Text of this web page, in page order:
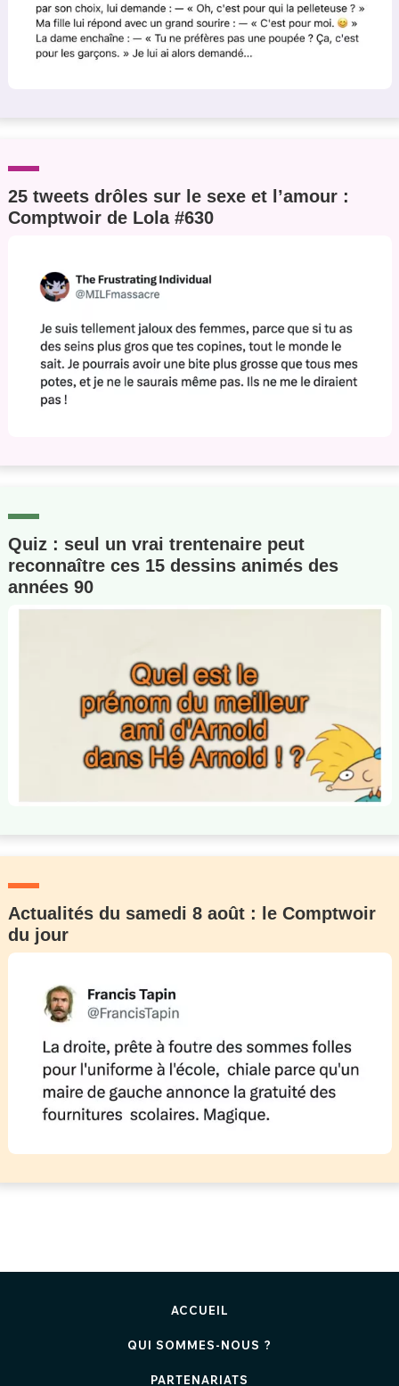
25 tweets drôles sur le sexe et l’amour :
Comptwoir de Lola #630
Quiz : seul un vrai trentenaire peut
reconnaître ces 15 dessins animés des
années 90
Actualités du samedi 8 août : le Comptwoir
du jour
ACCUEIL
QUI SOMMES-NOUS ?
PARTENARIATS